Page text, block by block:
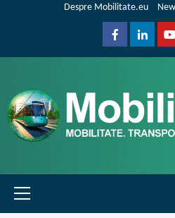
Despre Mobilitate.eu
Facebook
Primary
Menu